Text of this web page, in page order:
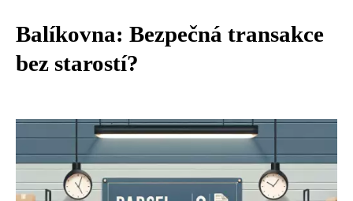
Balíkovna: Bezpečná transakce
bez starostí?